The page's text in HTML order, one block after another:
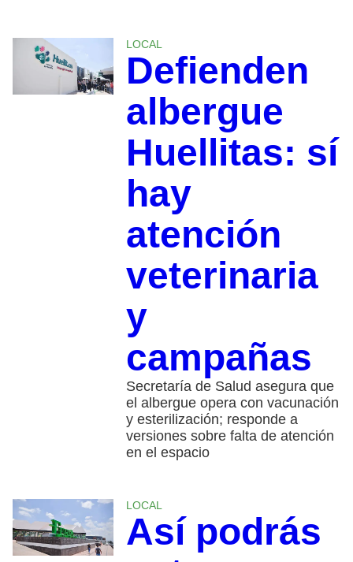
LOCAL
Defienden
albergue
Huellitas: sí
hay
atención
veterinaria
y
campañas
Secretaría de Salud asegura que
el albergue opera con vacunación
y esterilización; responde a
versiones sobre falta de atención
en el espacio
LOCAL
Así podrás